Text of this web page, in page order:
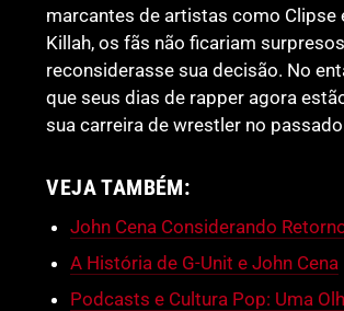
marcantes de artistas como Clipse
Killah, os fãs não ficariam
reconsiderasse sua decisão. No
que seus dias de rapper agora
sua carreira de wrestler no
VEJA TAMBÉM:
John Cena Considerando
A História de G-Unit e John Cena
Podcasts e Cultura Pop: Uma